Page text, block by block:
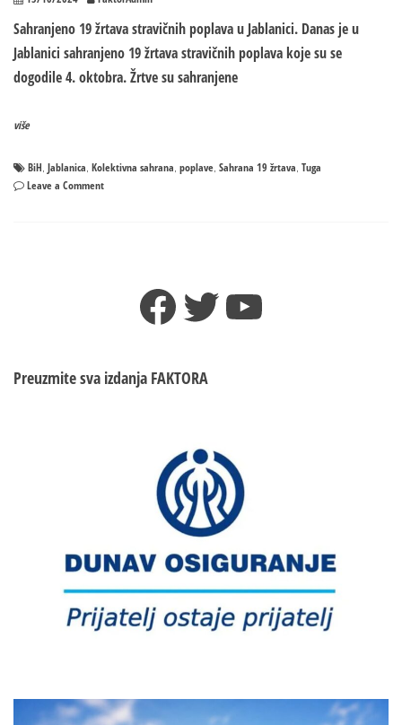
Sahranjeno 19 žrtava stravičnih poplava u Jablanici. Danas je u
Jablanici sahranjeno 19 žrtava stravičnih poplava koje su se
dogodile 4. oktobra. Žrtve su sahranjene
više
BiH, Jablanica, Kolektivna sahrana, poplave, Sahrana 19 žrtava, Tuga
Leave a Commenton
Facebook
TwitterYouTube
Preuzmite sva izdanja FAKTORA